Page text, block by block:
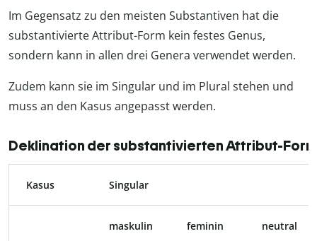
Im Gegensatz zu den meisten Substantiven hat die
substantivierte Attribut-Form kein festes Genus,
sondern kann in allen drei Genera verwendet werden.
Zudem kann sie im Singular und im Plural stehen und
muss an den Kasus angepasst werden.
Deklination der substantivierten Attribut-Form
Kasus Singular
maskulin feminin neutral